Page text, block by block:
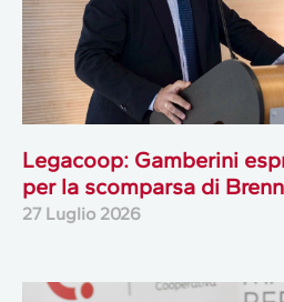
Legacoop: Gamberini
per la scomparsa di
27 Luglio 2026